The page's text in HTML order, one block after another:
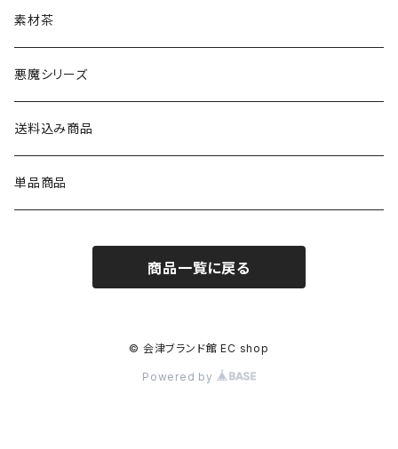
素材茶
悪魔シリーズ
送料込み商品
単品商品
商品一覧に戻る
© 会津ブランド館 EC shop
Powered by